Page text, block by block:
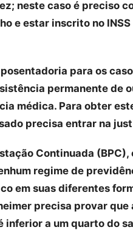
neste caso é preciso
e estar inscrito no
para os
permanente de
médica. Para obter
precisa entrar na
Continuada (BPC),
regime de
em suas diferentes
precisa provar que
inferior a um quarto do